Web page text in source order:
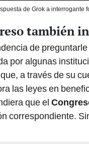
de Grok a interrogante
también
de preguntarle
por algunas
a través de su
las leyes en
que el
correspondiente.